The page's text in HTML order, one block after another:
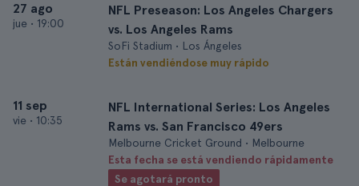
27 ago
jue • 19:00
NFL Preseason: Los Angeles Chargers
vs. Los Angeles Rams
SoFi Stadium • Los Ángeles
Están vendiéndose muy rápido
11 sep
vie • 10:35
NFL International Series: Los Angeles
Rams vs. San Francisco 49ers
Melbourne Cricket Ground • Melbourne
Esta fecha se está vendiendo rápidamente
Se agotará pronto